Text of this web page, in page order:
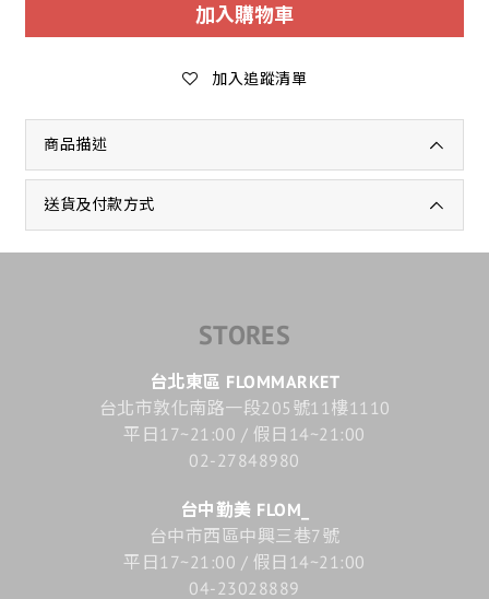
加入購物車
加入追蹤清單
商品描述
送貨及付款方式
STORES
台北東區 FLOMMARKET
台北市敦化南路一段205號11樓1110
平日17~21:00 / 假日14~21:00
02-27848980
台中勤美 FLOM_
台中市西區中興三巷7號
平日17~21:00 / 假日14~21:00
04-23028889